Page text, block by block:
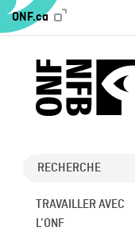
ONF.ca
TRAVAILLER AVEC
L’ONF